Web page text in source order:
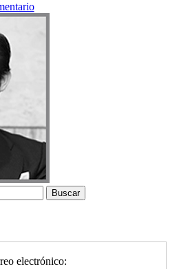
electrónico: